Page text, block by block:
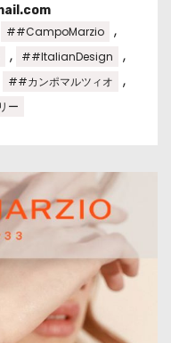
##CampoMarzio ,
, ##ItalianDesign ,
##カンポマルツィオ ,
ー